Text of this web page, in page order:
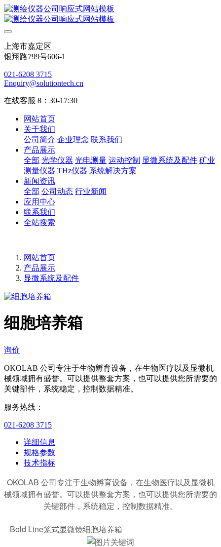
上海市嘉定区
银翔路799号606-1
021-6208 3715
Enquiry@solutiontech.cn
在线客服 8：30-17:30
网站首页
关于我们
公司简介 企业理念 联系我们
产品展示
全部 光学仪器 光电测量 运动控制 显微系统及配件 矿业
测量仪器 THz仪器 系统解决方案
新闻资讯
全部 公司动态 行业新闻
应用中心
联系我们
全站搜索
网站首页
产品展示
显微系统及配件
细胞培养箱
询价
OKOLAB 公司专注于生物孵育设备，在生物医疗以及显微机
械领域拥有盛誉。可以提供整套方案，也可以提供您所需要的
关键部件，系统稳定，控制数据精准。
服务热线：
021-6208 3715
详细信息
规格参数
技术指标
OKOLAB 公司专注于生物孵育设备，在生物医疗以及显微机
械领域拥有盛誉。可以提供整套方案，也可以提供您所需要的
关键部件，系统稳定，控制数据精准。
Bold Line笼式显微镜细胞培养箱